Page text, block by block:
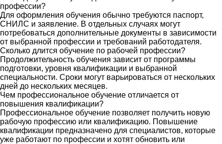
профессии?
Для оформления обучения обычно требуются паспорт,
СНИЛС и заявление. В отдельных случаях могут
потребоваться дополнительные документы в зависимости
от выбранной профессии и требований работодателя.
Сколько длится обучение по рабочей профессии?
Продолжительность обучения зависит от программы
подготовки, уровня квалификации и выбранной
специальности. Сроки могут варьироваться от нескольких
дней до нескольких месяцев.
Чем профессиональное обучение отличается от
повышения квалификации?
Профессиональное обучение позволяет получить новую
рабочую профессию или квалификацию. Повышение
квалификации предназначено для специалистов, которые
уже работают по профессии и хотят обновить или